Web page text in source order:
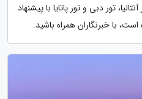
تور دبی و تور پاتایا با پیشنهاد
با خبرنگاران همراه باشید.